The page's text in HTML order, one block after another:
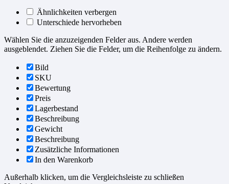
Ähnlichkeiten verbergen
Unterschiede hervorheben
Wählen Sie die anzuzeigenden Felder aus. Andere werden
ausgeblendet. Ziehen Sie die Felder, um die Reihenfolge zu ändern.
Bild
SKU
Bewertung
Preis
Lagerbestand
Beschreibung
Gewicht
Beschreibung
Zusätzliche Informationen
In den Warenkorb
Außerhalb klicken, um die Vergleichsleiste zu schließen